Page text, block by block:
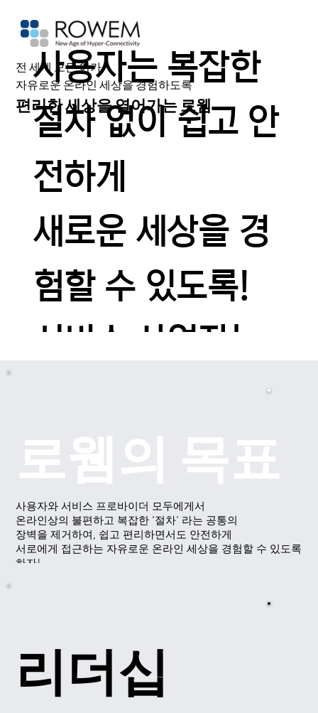
사용자는 복잡한
절차 없이 쉽고 안
전하게
새로운 세상을 경
험할 수 있도록!
​서비스 사업자는
편리한 고객 확보
강화 비용 부담을
최소화 할 수 있도
전 세계 모든 이가
자유로운 온라인 세상을 경험하도록
편리한 세상을 열어가는 로웸
리더십
​사용자와 서비스 프로바이더 모두에게서
온라인상의 불편하고 복잡한 '절차' 라는 공통의
장벽을 제거하여, 쉽고 편리하면서도 안전하게
서로에​게 접근하는 자유로운 온라인 세상을 경험할 수 있도록
하자!